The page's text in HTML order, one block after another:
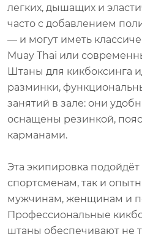
легких, дышащих и
часто с добавлением
— и могут иметь
Muay Thai или
Штаны для кикбоксинга
разминки,
занятий в зале: они
оснащены резинкой,
карманами.
Эта экипировка
спортсменам, так и
мужчинам, женщинам и
Профессиональные
штаны обеспечивают не